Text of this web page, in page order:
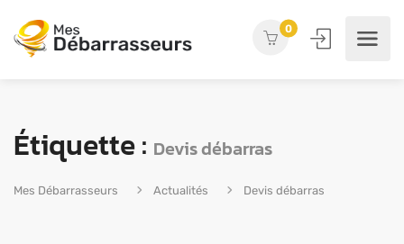
0
Étiquette : Devis débarras
Mes Débarrasseurs Actualités Devis débarras